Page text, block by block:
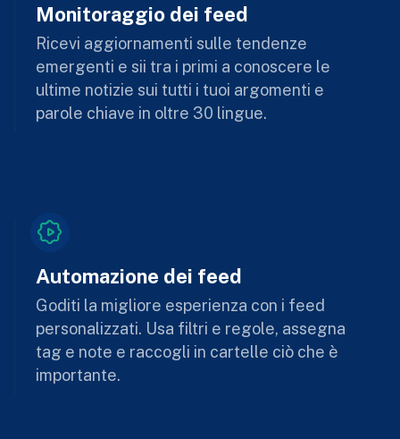
Monitoraggio dei feed
Ricevi aggiornamenti sulle tendenze
emergenti e sii tra i primi a conoscere le
ultime notizie sui tutti i tuoi argomenti e
parole chiave in oltre 30 lingue.
Automazione dei feed
Goditi la migliore esperienza con i feed
personalizzati. Usa filtri e regole, assegna
tag e note e raccogli in cartelle ciò che è
importante.